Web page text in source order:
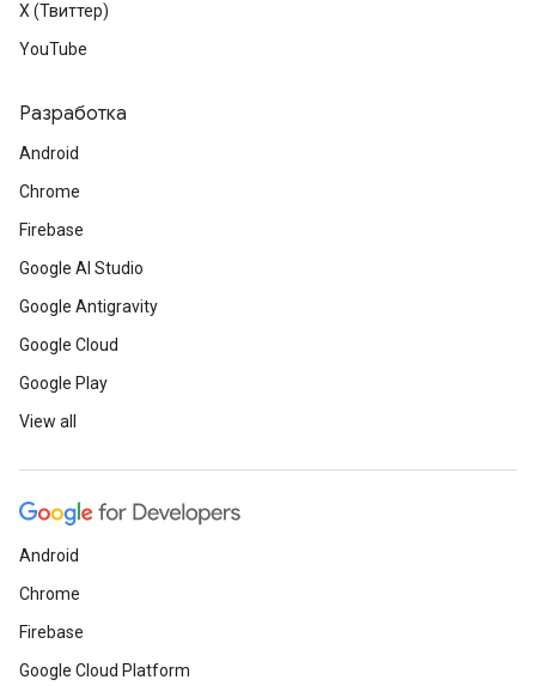
X (Твиттер)
YouTube
Разработка
Android
Chrome
Firebase
Google AI Studio
Google Antigravity
Google Cloud
Google Play
View all
Android
Chrome
Firebase
Google Cloud Platform